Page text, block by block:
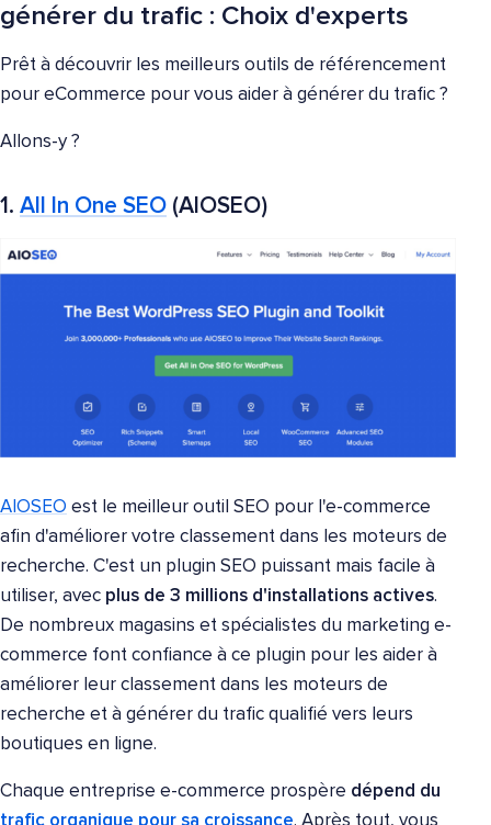
générer du trafic : Choix d'experts
Prêt à découvrir les meilleurs outils de référencement
pour eCommerce pour vous aider à générer du trafic ?
Allons-y ?
1. All In One SEO (AIOSEO)
AIOSEO est le meilleur outil SEO pour l'e-commerce
afin d'améliorer votre classement dans les moteurs de
recherche. C'est un plugin SEO puissant mais facile à
utiliser, avec plus de 3 millions d'installations actives.
De nombreux magasins et spécialistes du marketing e-
commerce font confiance à ce plugin pour les aider à
améliorer leur classement dans les moteurs de
recherche et à générer du trafic qualifié vers leurs
boutiques en ligne.
Chaque entreprise e-commerce prospère dépend du
trafic organique pour sa croissance. Après tout, vous